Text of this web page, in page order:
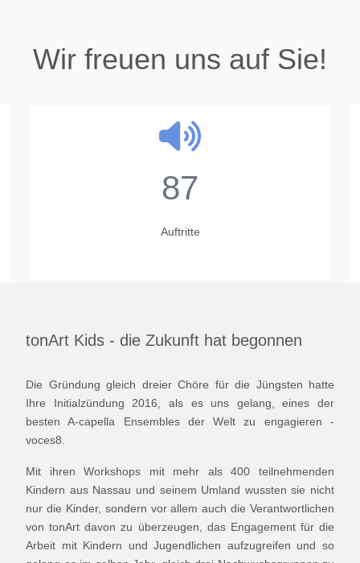
Wir freuen uns auf Sie!
23
Jahre
tonArt Kids - die Zukunft hat begonnen
Die Gründung gleich dreier Chöre für die Jüngsten hatte
Ihre Initialzündung 2016, als es uns gelang, eines der
besten A-capella Ensembles der Welt zu engagieren -
voces8.
Mit ihren Workshops mit mehr als 400 teilnehmenden
Kindern aus Nassau und seinem Umland wussten sie nicht
nur die Kinder, sondern vor allem auch die Verantwortlichen
von tonArt davon zu überzeugen, das Engagement für die
Arbeit mit Kindern und Jugendlichen aufzugreifen und so